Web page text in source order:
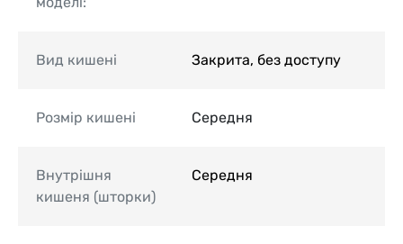
Вид кишені Закрита, без доступу
Розмір кишені Середня
Внутрішня
кишеня (шторки)
Середня